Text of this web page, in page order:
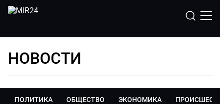
НОВОСТИ
ПОЛИТИКА ОБЩЕСТВО ЭКОНОМИКА